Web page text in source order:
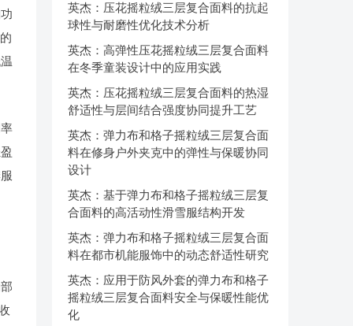
英杰：压花摇粒绒三层复合面料的抗起
球性与耐磨性优化技术分析
英杰：高弹性压花摇粒绒三层复合面料
在冬季童装设计中的应用实践
英杰：压花摇粒绒三层复合面料的热湿
舒适性与层间结合强度协同提升工艺
英杰：弹力布和格子摇粒绒三层复合面
料在修身户外夹克中的弹性与保暖协同
设计
英杰：基于弹力布和格子摇粒绒三层复
合面料的高活动性滑雪服结构开发
英杰：弹力布和格子摇粒绒三层复合面
料在都市机能服饰中的动态舒适性研究
英杰：应用于防风外套的弹力布和格子
摇粒绒三层复合面料安全与保暖性能优
化